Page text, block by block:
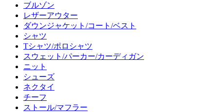
ブルゾン
レザーアウター
ダウンジャケット/コート/ベスト
シャツ
Tシャツ/ポロシャツ
スウェット/パーカー/カーディガン
ニット
シューズ
ネクタイ
チーフ
ストール/マフラー